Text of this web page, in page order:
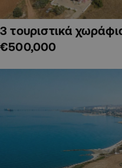
3 τουριστικά
€500,000